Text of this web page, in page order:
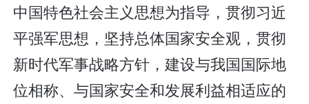
中国特色社会主义思想为指导，贯彻习近
平强军思想，坚持总体国家安全观，贯彻
新时代军事战略方针，建设与我国国际地
位相称、与国家安全和发展利益相适应的